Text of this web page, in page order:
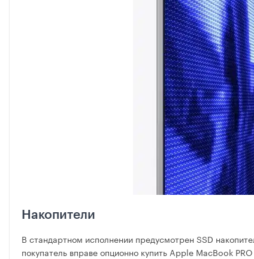
Накопители
В стандартном исполнении предусмотрен SSD
покупатель вправе опционно купить Apple MacBook